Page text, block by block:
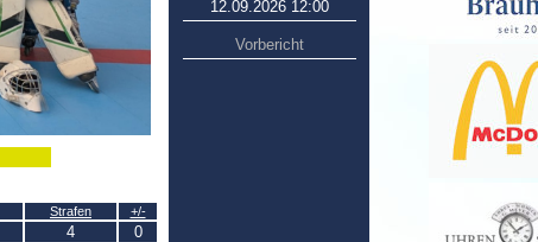
Strafen +/-
4
0
12.09.2026 12:00
Vorbericht